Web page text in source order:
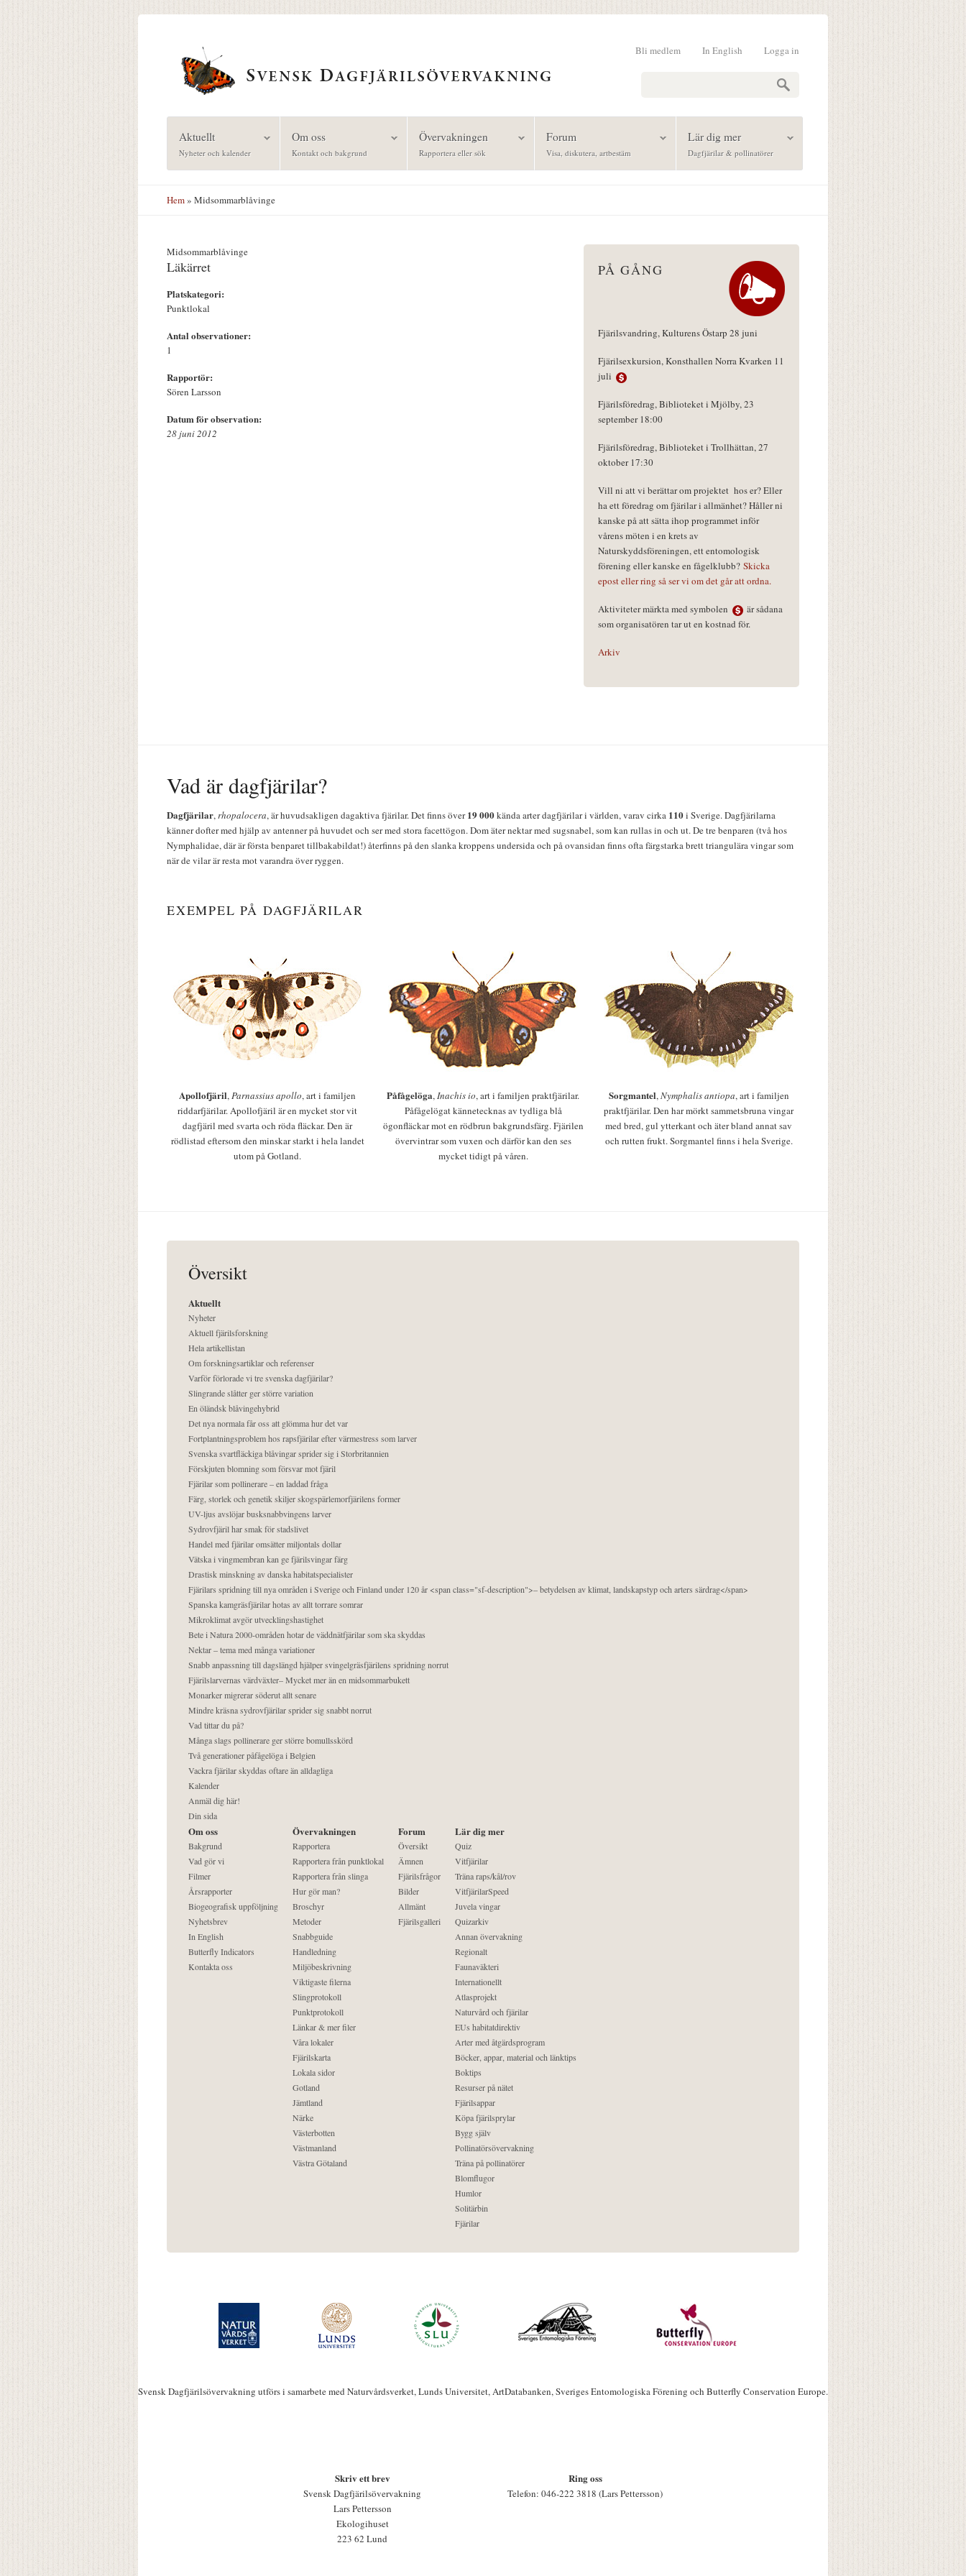
Logga in
In English
Bli medlem
Aktuellt
Nyheter och kalender
Om oss
Kontakt och bakgrund
Övervakningen
Rapportera eller sök
Forum
Visa, diskutera, artbestäm
Lär dig mer
Dagfjärilar & pollinatörer
Hem» Midsommarblåvinge
Midsommarblåvinge
Läkärret
Platskategori:
Punktlokal
Antal observationer:
1
Rapportör:
Sören Larsson
Datum för observation:
28 juni 2012
PÅ GÅNG
Fjärilsvandring, Kulturens Östarp 28 juni
Fjärilsexkursion, Konsthallen Norra Kvarken 11
juli
Fjärilsföredrag, Biblioteket i Mjölby, 23
september 18:00
Fjärilsföredrag, Biblioteket i Trollhättan, 27
oktober 17:30
Vill ni att vi berättar om projektet hos er? Eller
ha ett föredrag om fjärilar i allmänhet? Håller ni
kanske på att sätta ihop programmet inför
vårens möten i en krets av
Naturskyddsföreningen, ett entomologisk
förening eller kanske en fågelklubb? Skicka
epost eller ring så ser vi om det går att ordna.
Aktiviteter märkta med symbolen
är sådana
som organisatören tar ut en kostnad för.
Arkiv
Vad är dagfjärilar?
Dagfjärilar,rhopalocera, är huvudsakligen dagaktiva fjärilar. Det finns över19 000kända arter dagfjärilar i världen, varav cirka 110i Sverige. Dagfjärilarna
känner dofter med hjälp av antenner på huvudet och ser med stora facettögon. Dom äter nektar med sugsnabel, som kan rullas in och ut. De tre benparen (två hos
Nymphalidae, där är första benparet tillbakabildat!) återfinns på den slanka kroppens undersida och på ovansidan finns ofta färgstarka brett triangulära vingar som
när de vilar är resta mot varandra över ryggen.
EXEMPEL PÅ DAGFJÄRILAR
Apollofjäril,Parnassius apollo, art i familjen
riddarfjärilar. Apollofjäril är en mycket stor vit
dagfjäril med svarta och röda fläckar. Den är
rödlistad eftersom den minskar starkt i hela landet
utom på Gotland.
Påfågelöga,Inachis io, art i familjen praktfjärilar.
Påfågelögat kännetecknas av tydliga blå
ögonfläckar mot en rödbrun bakgrundsfärg. Fjärilen
övervintrar som vuxen och därför kan den ses
mycket tidigt på våren.
Sorgmantel,Nymphalis antiopa, art i familjen
praktfjärilar. Den har mörkt sammetsbruna vingar
med bred, gul ytterkant och äter bland annat sav
och rutten frukt. Sorgmantel finns i hela Sverige.
Översikt
Aktuellt
Nyheter
Aktuell fjärilsforskning
Hela artikellistan
Om forskningsartiklar och referenser
Varför förlorade vi tre svenska dagfjärilar?
Slingrande slåtter ger större variation
En öländsk blåvingehybrid
Det nya normala får oss att glömma hur det var
Fortplantningsproblem hos rapsfjärilar efter värmestress som larver
Svenska svartfläckiga blåvingar sprider sig i Storbritannien
Förskjuten blomning som försvar mot fjäril
Fjärilar som pollinerare – en laddad fråga
Färg, storlek och genetik skiljer skogspärlemorfjärilens former
UV-ljus avslöjar busksnabbvingens larver
Sydrovfjäril har smak för stadslivet
Handel med fjärilar omsätter miljontals dollar
Vätska i vingmembran kan ge fjärilsvingar färg
Drastisk minskning av danska habitatspecialister
Fjärilars spridning till nya områden i Sverige och Finland under 120 år <span class="sf-description">– betydelsen av klimat, landskapstyp och arters särdrag</span>
Spanska kamgräsfjärilar hotas av allt torrare somrar
Mikroklimat avgör utvecklingshastighet
Bete i Natura 2000-områden hotar de väddnätfjärilar som ska skyddas
Nektar – tema med många variationer
Snabb anpassning till dagslängd hjälper svingelgräsfjärilens spridning norrut
Fjärilslarvernas värdväxter– Mycket mer än en midsommarbukett
Monarker migrerar söderut allt senare
Mindre kräsna sydrovfjärilar sprider sig snabbt norrut
Vad tittar du på?
Många slags pollinerare ger större bomullsskörd
Två generationer påfågelöga i Belgien
Vackra fjärilar skyddas oftare än alldagliga
Kalender
Anmäl dig här!
Din sida
Om oss
Bakgrund
Vad gör vi
Filmer
Årsrapporter
Biogeografisk uppföljning
Nyhetsbrev
In English
Butterfly Indicators
Kontakta oss
Övervakningen
Rapportera
Rapportera från punktlokal
Rapportera från slinga
Hur gör man?
Broschyr
Metoder
Snabbguide
Handledning
Miljöbeskrivning
Viktigaste filerna
Slingprotokoll
Punktprotokoll
Länkar & mer filer
Våra lokaler
Fjärilskarta
Lokala sidor
Gotland
Jämtland
Närke
Västerbotten
Västmanland
Västra Götaland
Forum
Översikt
Ämnen
Fjärilsfrågor
Bilder
Allmänt
Fjärilsgalleri
Lär dig mer
Quiz
Vitfjärilar
Träna raps/kål/rov
VitfjärilarSpeed
Juvela vingar
Quizarkiv
Annan övervakning
Regionalt
Faunaväkteri
Internationellt
Atlasprojekt
Naturvård och fjärilar
EUs habitatdirektiv
Arter med åtgärdsprogram
Böcker, appar, material och länktips
Boktips
Resurser på nätet
Fjärilsappar
Köpa fjärilsprylar
Bygg själv
Pollinatörsövervakning
Träna på pollinatörer
Blomflugor
Humlor
Solitärbin
Fjärilar
Svensk Dagfjärilsövervakning utförs i samarbete med Naturvårdsverket, Lunds Universitet, ArtDatabanken, Sveriges Entomologiska Förening och Butterfly Conservation Europe.
Skriv ett brev
Svensk Dagfjärilsövervakning
Lars Pettersson
Ekologihuset
223 62 Lund
Ring oss
Telefon: 046-222 3818 (Lars Pettersson)